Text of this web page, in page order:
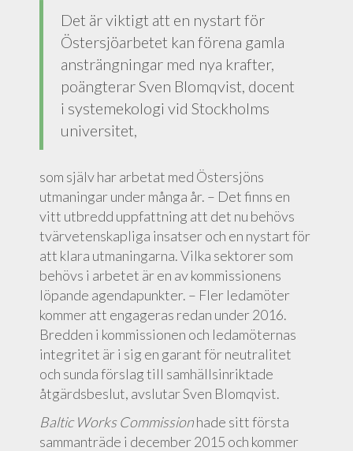
Det är viktigt att en nystart för
Östersjöarbetet kan förena gamla
ansträngningar med nya krafter,
poängterar Sven Blomqvist, docent
i systemekologi vid Stockholms
universitet,
som själv har arbetat med Östersjöns
utmaningar under många år. – Det finns en
vitt utbredd uppfattning att det nu behövs
tvärvetenskapliga insatser och en nystart för
att klara utmaningarna. Vilka sektorer som
behövs i arbetet är en av kommissionens
löpande agendapunkter. – Fler ledamöter
kommer att engageras redan under 2016.
Bredden i kommissionen och ledamöternas
integritet är i sig en garant för neutralitet
och sunda förslag till samhällsinriktade
åtgärdsbeslut, avslutar Sven Blomqvist.
Baltic Works Commissionhade sitt första
sammanträde i december 2015 och kommer